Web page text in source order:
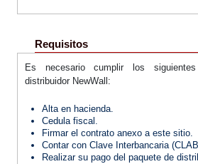
Requisitos
Es necesario cumplir los
distribuidor NewWall:
Alta en hacienda.
Cedula fiscal.
Firmar el contrato anexo a este sitio.
Contar con Clave Interbancaria
Realizar su pago del paquete de